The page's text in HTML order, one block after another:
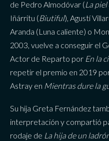
de Pedro Almodóvar (La
Iñárritu (Biutiful), Agustí
Aranda (Luna caliente) o
2003, vuelve a conseguir el
Actor de Reparto por En la
repetir el premio en 2019
Astray en Mientras dure la
Su hija Greta Fernández
interpretación y compartió
rodaje de La hija de un